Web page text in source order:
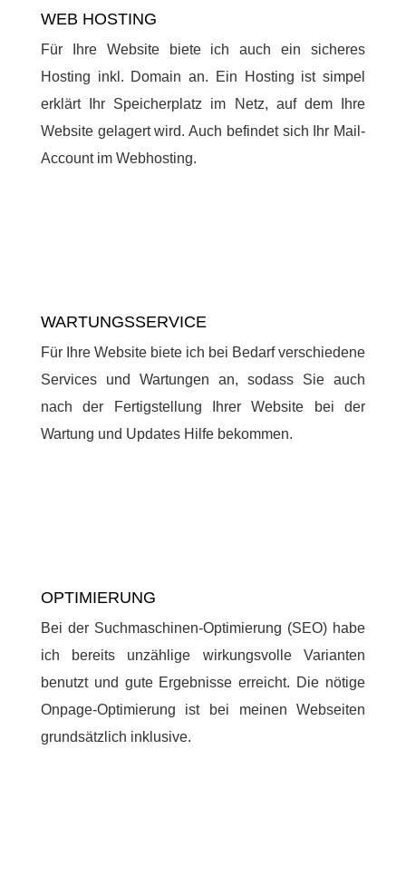
WEB HOSTING
Für Ihre Website biete ich auch ein sicheres
Hosting inkl. Domain an. Ein Hosting ist simpel
erklärt Ihr Speicherplatz im Netz, auf dem Ihre
Website gelagert wird. Auch befindet sich Ihr Mail-
Account im Webhosting.
WARTUNGSSERVICE
Für Ihre Website biete ich bei Bedarf verschiedene
Services und Wartungen an, sodass Sie auch
nach der Fertigstellung Ihrer Website bei der
Wartung und Updates Hilfe bekommen.
OPTIMIERUNG
Bei der Suchmaschinen-Optimierung (SEO) habe
ich bereits unzählige wirkungsvolle Varianten
benutzt und gute Ergebnisse erreicht. Die nötige
Onpage-Optimierung ist bei meinen Webseiten
grundsätzlich inklusive.